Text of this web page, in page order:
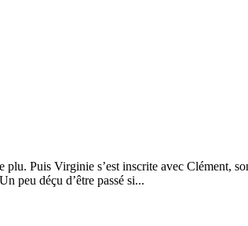
Puis Virginie s’est inscrite avec Clément,
peu déçu d’être passé si...